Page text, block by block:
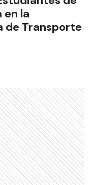
la
de Transporte